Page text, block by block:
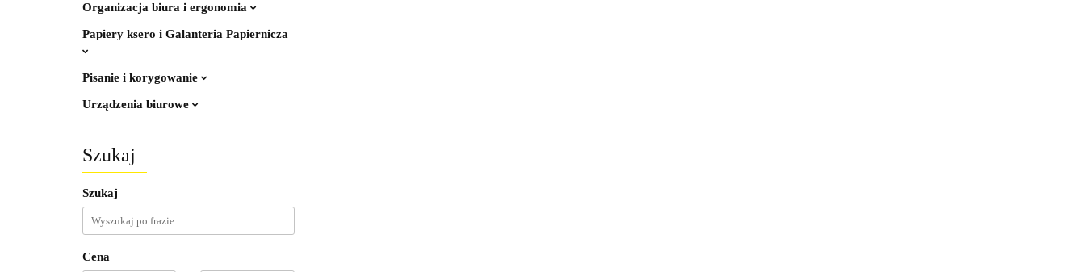
Organizacja biura i ergonomia
Papiery ksero i Galanteria Papiernicza
Pisanie i korygowanie
Urządzenia biurowe
Szukaj
Szukaj
Cena